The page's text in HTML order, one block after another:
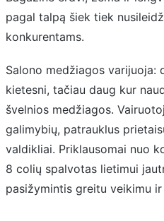
pagal talpą šiek tiek
konkurentams.
Salono medžiagos varijuoja:
kietesni, tačiau daug kur
švelnios medžiagos.
galimybių, patrauklus
valdikliai. Priklausomai nuo
8 colių spalvotas lietimui
pasižymintis greitu veikimu